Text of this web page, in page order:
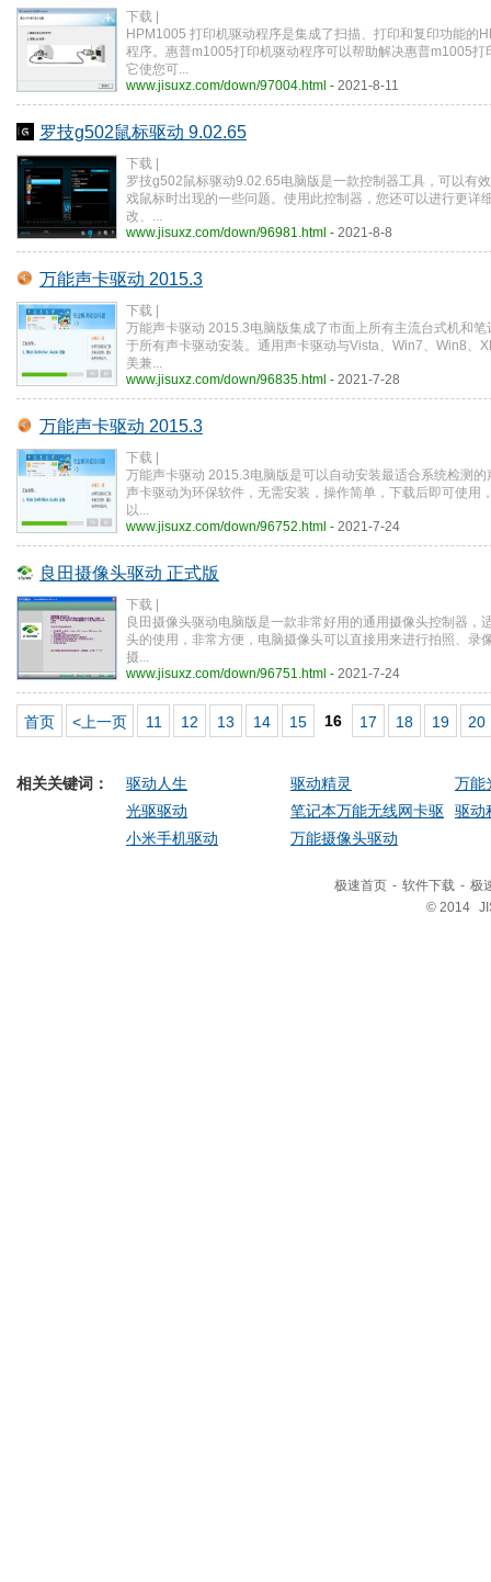
下载 |
HPM1005 打印机驱动程序是集成了扫描、打印和复印功能的
程序。惠普m1005打印机驱动程序可以帮助解决惠普m1005打
它使您可...
www.jisuxz.com/down/97004.html - 2021-8-11
罗技g502鼠标驱动 9.02.65
下载 |
罗技g502鼠标驱动9.02.65电脑版是一款控制器工具，可以有
戏鼠标时出现的一些问题。使用此控制器，您还可以进行更详
改、...
www.jisuxz.com/down/96981.html - 2021-8-8
万能声卡驱动 2015.3
下载 |
万能声卡驱动 2015.3电脑版集成了市面上所有主流台式机和
于所有声卡驱动安装。通用声卡驱动与Vista、Win7、Win8、
美兼...
www.jisuxz.com/down/96835.html - 2021-7-28
万能声卡驱动 2015.3
下载 |
万能声卡驱动 2015.3电脑版是可以自动安装最适合系统检测
声卡驱动为环保软件，无需安装，操作简单，下载后即可使用
以...
www.jisuxz.com/down/96752.html - 2021-7-24
良田摄像头驱动 正式版
下载 |
良田摄像头驱动电脑版是一款非常好用的通用摄像头控制器，
头的使用，非常方便，电脑摄像头可以直接用来进行拍照、录
摄...
www.jisuxz.com/down/96751.html - 2021-7-24
首页 <上一页 11 12 13 14 15 16 17 18 19 20
相关关键词： 驱动人生 驱动精灵
万能
光驱驱动
笔记本万能无线网卡驱
动
驱动
小米手机驱动
万能摄像头驱动
极速首页 - 软件下载 - 极
© 2014